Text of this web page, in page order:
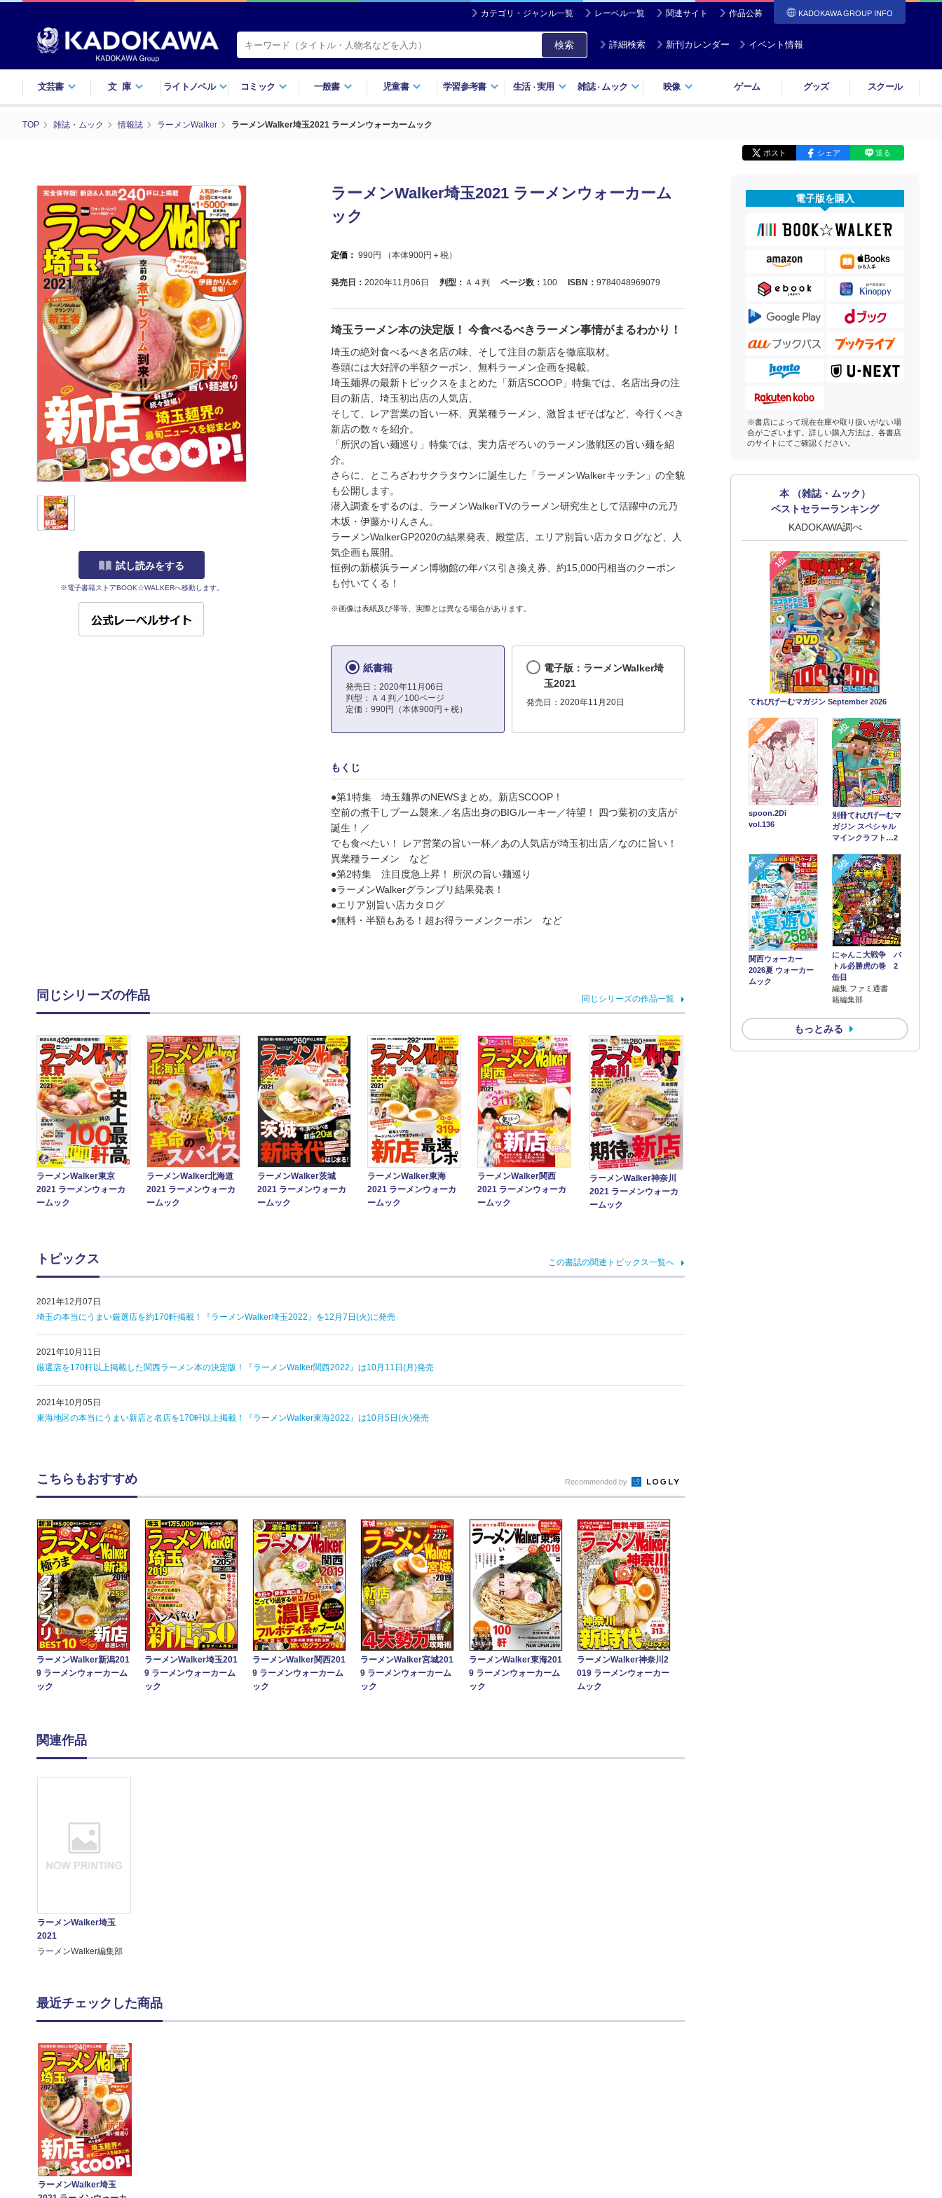
カテゴリ・ジャンル一覧 レーベル一覧 関連サイト 作品公募 KADOKAWA GROUP INFO
検索 詳細検索 新刊カレンダー イベント情報
文芸書 文庫 ライトノベル コミック 一般書 児童書 学習参考書 生活・実用 雑誌・ ムック 映像 ゲーム グッズ スクール
TOP 雑誌・ムック 情報誌 ラーメンWalker ラーメンWalker埼玉2021 ラーメンウォーカームック
ポスト シェア 送る
試し読みをする
※電子書籍ストアBOOK☆WALKERへ移動します。
ラーメンWalker埼玉2021 ラーメンウォーカーム
ック
定価： 990円 （本体900円＋税）
発売日： 2020年11月06日 判型： Ａ４判 ページ数： 100 ISBN： 9784048969079
埼玉ラーメン本の決定版！ 今食べるべきラーメン事情がまるわかり！
埼玉の絶対食べるべき名店の味、そして注目の新店を徹底取材。
巻頭には大好評の半額クーポン、無料ラーメン企画を掲載。
埼玉麺界の最新トピックスをまとめた「新店SCOOP」特集では、名店出身の注
目の新店、埼玉初出店の人気店、
そして、レア営業の旨い一杯、異業種ラーメン、激旨まぜそばなど、今行くべき
新店の数々を紹介。
「所沢の旨い麺巡り」特集では、実力店ぞろいのラーメン激戦区の旨い麺を紹
介。
さらに、ところざわサクラタウンに誕生した「ラーメンWalkerキッチン」の全貌
も公開します。
潜入調査をするのは、ラーメンWalkerTVのラーメン研究生として活躍中の元乃
木坂・伊藤かりんさん。
ラーメンWalkerGP2020の結果発表、殿堂店、エリア別旨い店カタログなど、人
気企画も展開。
恒例の新横浜ラーメン博物館の年パス引き換え券、約15,000円相当のクーポン
も付いてくる！
※画像は表紙及び帯等、実際とは異なる場合があります。
紙書籍
発売日：2020年11月06日
判型：Ａ４判／100ページ
定価：990円（本体900円＋税）
電子版：ラーメンWalker埼
玉2021
発売日：2020年11月20日
もくじ
●第1特集 埼玉麺界のNEWSまとめ。新店SCOOP！
空前の煮干しブーム襲来.／名店出身のBIGルーキー／待望！ 四つ葉初の支店が
誕生！／
でも食べたい！ レア営業の旨い一杯／あの人気店が埼玉初出店／なのに旨い！
異業種ラーメン など
●第2特集 注目度急上昇！ 所沢の旨い麺巡り
●ラーメンWalkerグランプリ結果発表！
●エリア別旨い店カタログ
●無料・半額もある！超お得ラーメンクーポン など
同じシリーズの作品 同じシリーズの作品一覧
ラーメンWalker東京
2021 ラーメンウォーカ
ームック
ラーメンWalker北海道
2021 ラーメンウォーカ
ームック
ラーメンWalker茨城
2021 ラーメンウォーカ
ームック
ラーメンWalker東海
2021 ラーメンウォーカ
ームック
ラーメンWalker関西
2021 ラーメンウォーカ
ームック
ラーメンWalker神奈川
2021 ラーメンウォーカ
ームック
トピックス この書誌の関連トピックス一覧へ
2021年12月07日
埼玉の本当にうまい厳選店を約170軒掲載！『ラーメンWalker埼玉2022』を12月7日(火)に発売
2021年10月11日
厳選店を170軒以上掲載した関西ラーメン本の決定版！『ラーメンWalker関西2022』は10月11日(月)発売
2021年10月05日
東海地区の本当にうまい新店と名店を170軒以上掲載！『ラーメンWalker東海2022』は10月5日(火)発売
電子版を購入
※書店によって現在在庫や取り扱いがない場
合がございます。詳しい購入方法は、各書店
のサイトにてご確認ください。
本 （雑誌・ムック）
ベストセラーランキング
KADOKAWA調べ
1位
てれびげーむマガジン September 2026
2位
spoon.2Di
vol.136
3位
別冊てれびげーむマ
ガジン スペシャル
マインクラフト…2
4位
関西ウォーカー
2026夏 ウォーカー
ムック
5位
にゃんこ大戦争 バ
トル必勝虎の巻 2
缶目
編集 ファミ通書
籍編集部
もっとみる
こちらもおすすめ Recommended by
ラーメンWalker新潟201
9 ラーメンウォーカーム
ック
ラーメンWalker埼玉201
9 ラーメンウォーカーム
ック
ラーメンWalker関西201
9 ラーメンウォーカーム
ック
ラーメンWalker宮城201
9 ラーメンウォーカーム
ック
ラーメンWalker東海201
9 ラーメンウォーカーム
ック
ラーメンWalker神奈川2
019 ラーメンウォーカー
ムック
関連作品
ラーメンWalker埼玉
2021
ラーメンWalker編集部
最近チェックした商品
ラーメンWalker埼玉